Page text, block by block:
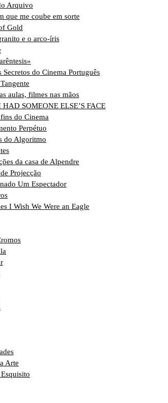
Arquivo
que me coube em sorte
Gold
e o arco-íris
Secretos do Cinema Português
aulas, filmes nas mãos
SOMEONE ELSE’S FACE
do Cinema
Perpétuo
do Algoritmo
da casa de Alpendre
Projecção
Um Espectador
I Wish We Were an Eagle
Arte